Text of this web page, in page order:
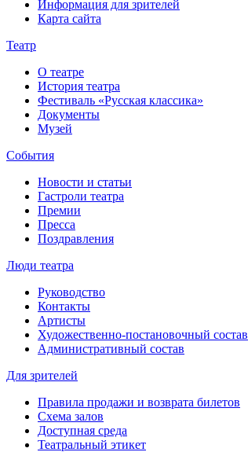
Информация для зрителей
Карта сайта
Театр
О театре
История театра
Фестиваль «Русская классика»
Документы
Музей
События
Новости и статьи
Гастроли театра
Премии
Пресса
Поздравления
Люди театра
Руководство
Контакты
Артисты
Художественно-постановочный состав
Административный состав
Для зрителей
Правила продажи и возврата билетов
Схема залов
Доступная среда
Театральный этикет